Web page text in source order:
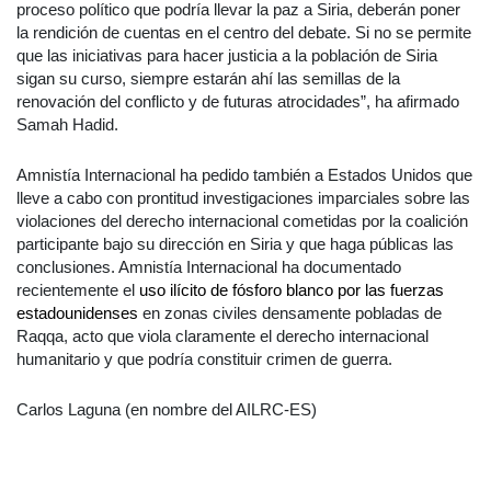
proceso político que podría llevar la paz a Siria, deberán poner
la rendición de cuentas en el centro del debate. Si no se permite
que las iniciativas para hacer justicia a la población de Siria
sigan su curso, siempre estarán ahí las semillas de la
renovación del conflicto y de futuras atrocidades”, ha afirmado
Samah Hadid.
Amnistía Internacional ha pedido también a Estados Unidos que
lleve a cabo con prontitud investigaciones imparciales sobre las
violaciones del derecho internacional cometidas por la coalición
participante bajo su dirección en Siria y que haga públicas las
conclusiones. Amnistía Internacional ha documentado
recientemente el uso ilícito de fósforo blanco por las fuerzas
estadounidenses en zonas civiles densamente pobladas de
Raqqa, acto que viola claramente el derecho internacional
humanitario y que podría constituir crimen de guerra.
Carlos Laguna (en nombre del AILRC-ES)